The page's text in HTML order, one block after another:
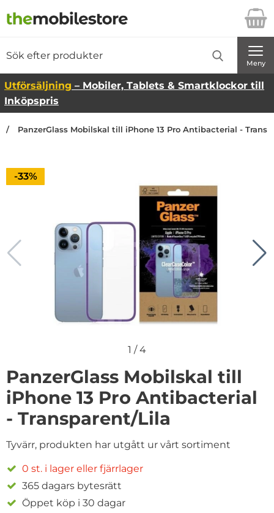
Startsidan för Danira Telecom AB
Meny
Utförsäljning – Mobiler, Tablets & Smartklockor till
Inköpspris
PanzerGlass Mobilskal till iPhone 13 Pro Antibacterial -
Priset är nedsatt med
-33%
1 /4
PanzerGlass Mobilskal till
iPhone 13 Pro Antibacterial
- Transparent/Lila
Tyvärr, produkten har utgått ur vårt sortiment
0 st. i lager eller fjärrlager
365 dagars bytesrätt
Öppet köp i 30 dagar